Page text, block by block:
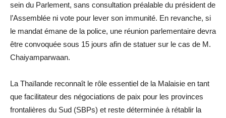
sein du Parlement, sans consultation préalable du président de
l’Assemblée ni vote pour lever son immunité. En revanche, si
le mandat émane de la police, une réunion parlementaire devra
être convoquée sous 15 jours afin de statuer sur le cas de M.
Chaiyamparwaan.
La Thaïlande reconnaît le rôle essentiel de la Malaisie en tant
que facilitateur des négociations de paix pour les provinces
frontalières du Sud (SBPs) et reste déterminée à rétablir la